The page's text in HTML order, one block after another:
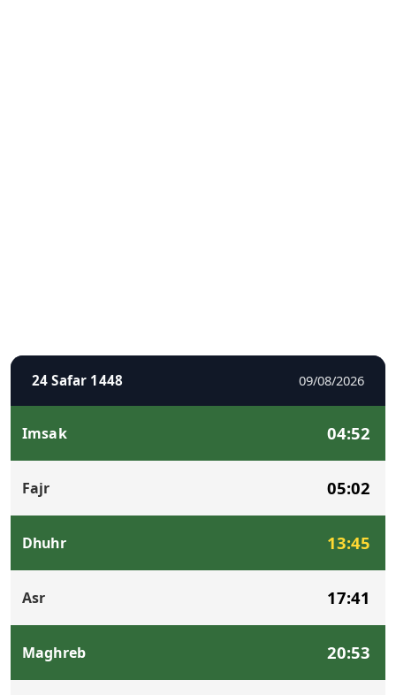
24 Safar 1448 09/08/2026
Imsak 04:52
Fajr 05:02
Dhuhr 13:45
Asr 17:41
Maghreb 20:53